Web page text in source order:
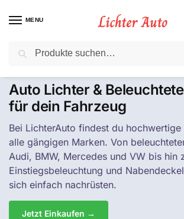
MENU
⚡ 10 % Rabatt für Neukunden. Code:
Auto Lichter &
für dein Fahrzeug
Bei LichterAuto findest du
alle gängigen Marken. Von
Audi, BMW, Mercedes und VW bis hin
Einstiegsbeleuchtung und
sich einfach nachrüsten.
Jetzt Einkaufen →